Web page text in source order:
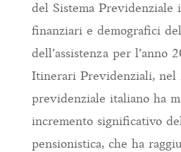
del Sistema Previdenziale
finanziari e demografici
dell’assistenza per l’anno
Itinerari Previdenziali, nel
previdenziale italiano ha
incremento significativo
pensionistica, che ha